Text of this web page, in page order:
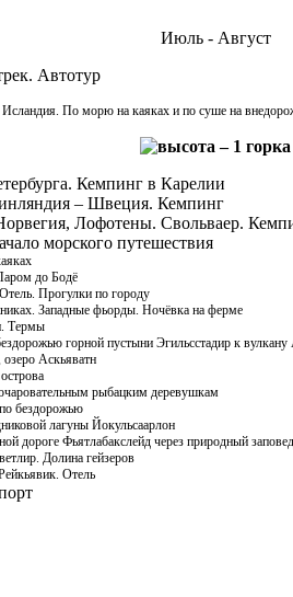
Июль - Август
Автотур
Исландия.По морю на каяках и по суше на
Кемпинг в Карелии
– Швеция. Кемпинг
Лофотены. Свольваер.
морского путешествия
до Бодё
Прогулки по городу
Западные фьорды. Ночёвка на ферме
Термы
горной пустыни Эгильсстадир к вулкану
Аскьяватн
рыбацким деревушкам
бездорожью
лагуны Йокульсаарлон
дороге Фьятлабакслейд через природный
Долина гейзеров
Отель